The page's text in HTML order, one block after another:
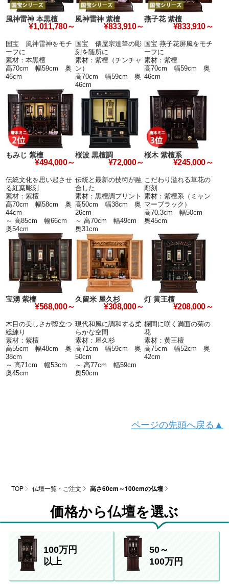
風神雷神 本黒檀
¥1,011,780～
国宝 風神雷神をモチ
ーフに
素材：本黒檀
高70cm 幅59cm 奥
46cm
風神雷神 紫檀
¥833,910～
国宝 俵屋宗達筆の彫
刻を随所に
素材：紫檀（チンチャ
ン）
高70cm 幅59cm 奥
46cm
燕子花 紫檀
¥833,910～
国宝 燕子花屏風をモチ
ーフに
素材：紫檀
高70cm 幅59cm 奥
46cm
もみじ 紫檀
¥494,000～
伝統文化を思い起させ
る紅葉彫刻
素材：紫檀
高70cm 幅58cm 奥
44cm
～ 高85cm 幅66cm
奥54cm
桜波 黒檀調
¥72,000～
伝統と最新の技術が融
合した
素材：黒檀調プリント
高50cm 幅38cm 奥
26cm
～ 高70cm 幅49cm
奥31cm
桜木 紫檀系
¥245,000～
こだわり溢れる草花の
彫刻
素材：紫檀系（ミャン
マーブラック）
高70.3cm 幅50cm
奥45cm
宝湧 紫檀
¥568,000～
木目の美しさが際立つ
総練り
素材：紫檀
高55cm 幅48cm 奥
38cm
～ 高71cm 幅53cm
奥45cm
久留米 屋久杉
¥308,000～
現代和風に調和する柔
らかな空間
素材：屋久杉
高71cm 幅59cm 奥
50cm
～ 高77cm 幅59cm
奥50cm
灯 黄王檀
¥208,000～
欄間に咲く満面の菊の
花
素材：黄王檀
高75cm 幅52cm 奥
42cm
ページの先頭へ戻る▲
TOP 仏壇一覧・ご注文 高さ60cm～100cmの仏壇
価格から仏壇を選ぶ
100万円
以上
50～
100万円